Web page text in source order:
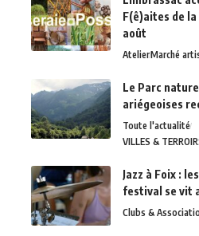
F(ê)aites de la
août
AtelierMarché
Le Parc
ariégeoises
Toute l'actualité
VILLES &
Jazz à Foix :
festival se vit
Clubs &